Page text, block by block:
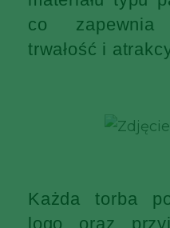
co
trwałość i
Każda torba
logo oraz